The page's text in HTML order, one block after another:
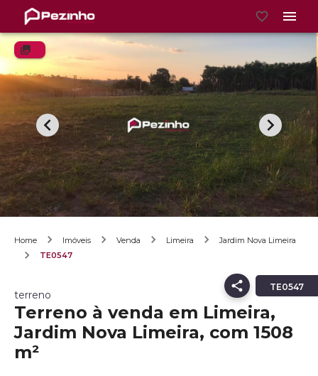
Home Imóveis Venda Limeira
Jardim Nova Limeira
TE0547
TE0547
terreno
Terreno à venda em Limeira,
Jardim Nova Limeira, com 1508
m²